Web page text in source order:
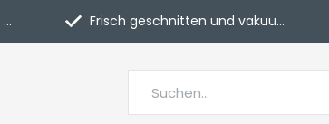
Frisch geschnitten und vakuumverpackt.